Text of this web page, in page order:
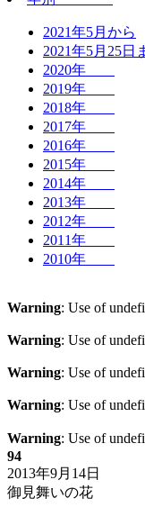
2021年5月から
2021年5月25日
2020年
2019年
2018年
2017年
2016年
2015年
2014年
2013年
2012年
2011年
2010年
Warning: Use of
Warning: Use of
Warning: Use of
Warning: Use of
Warning: Use of
94
2013年9月14日
御見舞いの花